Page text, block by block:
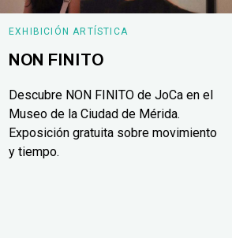
EXHIBICIÓN ARTÍSTICA
NON FINITO
Descubre NON FINITO de JoCa en el
Museo de la Ciudad de Mérida.
Exposición gratuita sobre movimiento
y tiempo.